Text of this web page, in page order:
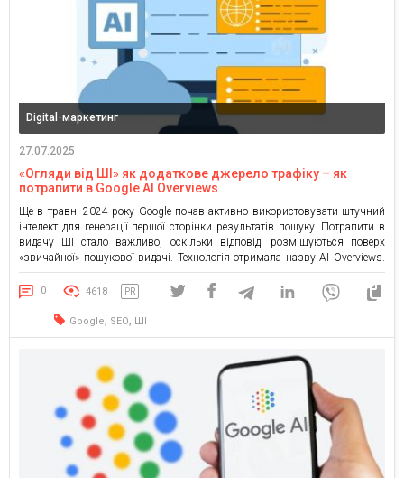
Digital-маркетинг
27.07.2025
«Огляди від ШІ» як додаткове джерело трафіку – як
потрапити в Google AI Overviews
Ще в травні 2024 року Google почав активно використовувати штучний
інтелект для генерації першої сторінки результатів пошуку. Потрапити в
видачу ШІ стало важливо, оскільки відповіді розміщуються поверх
«звичайної» пошукової видачі. Технологія отримала назву AI Overviews.
Деякі особливості, які потрібно враховувати: Функція заснована на
мовній моделі Gemini (раніше Bard). Система автоматично вибирає
0 4618 PR
Google, SEO, ШІ